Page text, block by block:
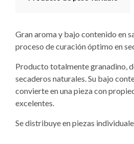
Gran aroma y bajo contenido en
proceso de curación óptimo en
Producto totalmente granadino,
secaderos naturales. Su bajo
convierte en una pieza con
excelentes.
Se distribuye en piezas